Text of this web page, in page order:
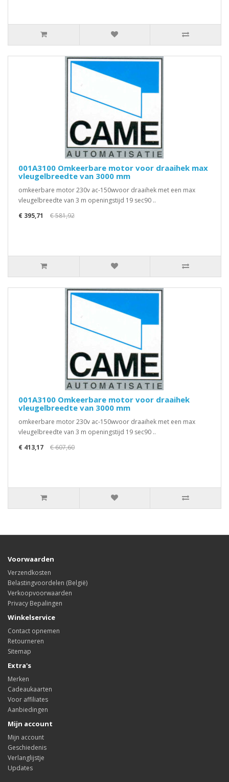
001A3100 Omkeerbare motor voor draaihek max
vleugelbreedte van 3000 mm
omkeerbare motor 230v ac-150wvoor draaihek met een max
vleugelbreedte van 3 m openingstijd 19 sec90 ..
€ 395,71
€ 581,92
001A3100 Omkeerbare motor voor draaihek
vleugelbreedte van 3000 mm
omkeerbare motor 230v ac-150wvoor draaihek met een max
vleugelbreedte van 3 m openingstijd 19 sec90 ..
€ 413,17
€ 607,60
Voorwaarden
Verzendkosten
Belastingvoordelen (België)
Verkoopvoorwaarden
Privacy Bepalingen
Winkelservice
Contact opnemen
Retourneren
Sitemap
Extra's
Merken
Cadeaukaarten
Voor affiliates
Aanbiedingen
Mijn account
Mijn account
Geschiedenis
Verlanglijstje
Updates